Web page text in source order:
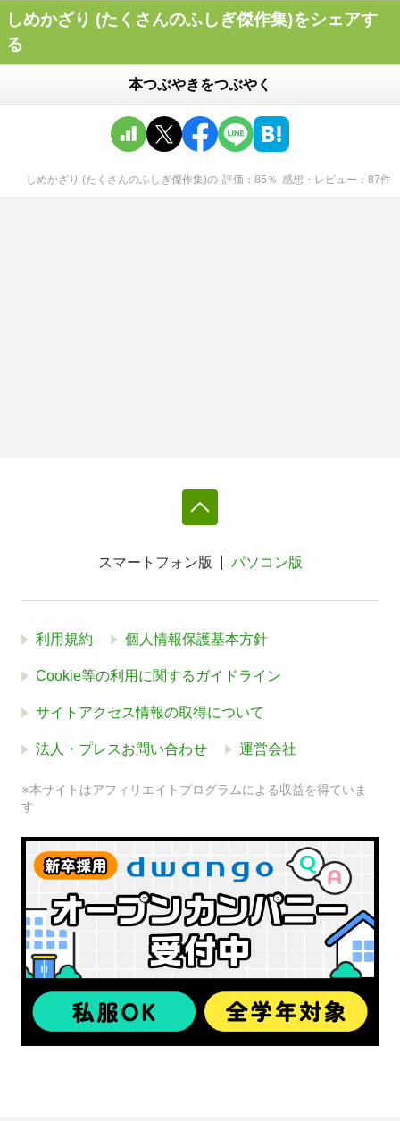
しめかざり (たくさんのふしぎ傑作集)をシェアす
る
本つぶやきをつぶやく
しめかざり (たくさんのふしぎ傑作集)の 評価 85 ％ 感想・レビュー 87件
スマートフォン版 パソコン版
利用規約 個人情報保護基本方針
Cookie等の利用に関するガイドライン
サイトアクセス情報の取得について
法人・プレスお問い合わせ 運営会社
※本サイトはアフィリエイトプログラムによる収益を得ていま
す